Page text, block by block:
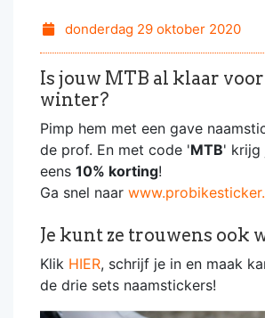
donderdag 29 oktober 2020
Is jouw MTB al klaar voor
winter?
Pimp hem met een gave
de prof. En met code 'MTB' krijg
eens 10% korting!
Ga snel naar
Je kunt ze trouwens ook
Klik HIER, schrijf je in en maak
de drie sets naamstickers!